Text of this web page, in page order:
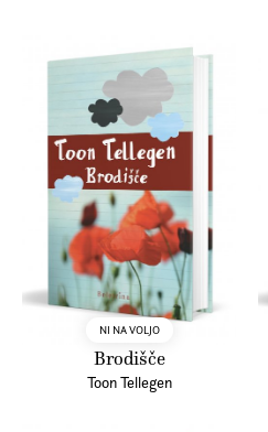
NI NA VOLJO
Brodišče
Toon Tellegen